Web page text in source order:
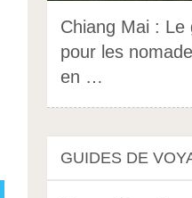
Chiang Mai : Le
pour les
en …
GUIDES DE